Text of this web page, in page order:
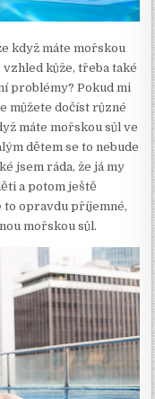
když máte mořskou
vzhled kůže, třeba také
problémy? Pokud mi
můžete dočíst různé
máte mořskou sůl ve
dětem se to nebude
jsem ráda, že já my
a potom ještě
to opravdu příjemné,
mořskou sůl.